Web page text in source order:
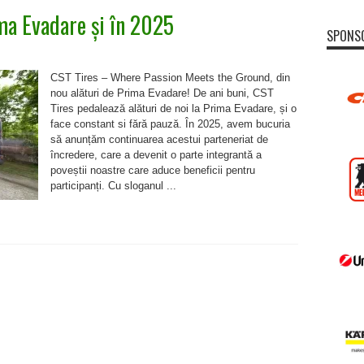
Evadare și în 2025
CST Tires – Where Passion Meets the Ground, din
nou alături de Prima Evadare! De ani buni, CST
Tires pedalează alături de noi la Prima Evadare, și o
face constant si fără pauză. În 2025, avem bucuria
să anunțăm continuarea acestui parteneriat de
încredere, care a devenit o parte integrantă a
poveștii noastre care aduce beneficii pentru
participanți. Cu sloganul ...